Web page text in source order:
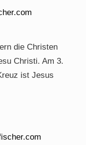
die Christen
Christi. Am 3.
ist Jesus